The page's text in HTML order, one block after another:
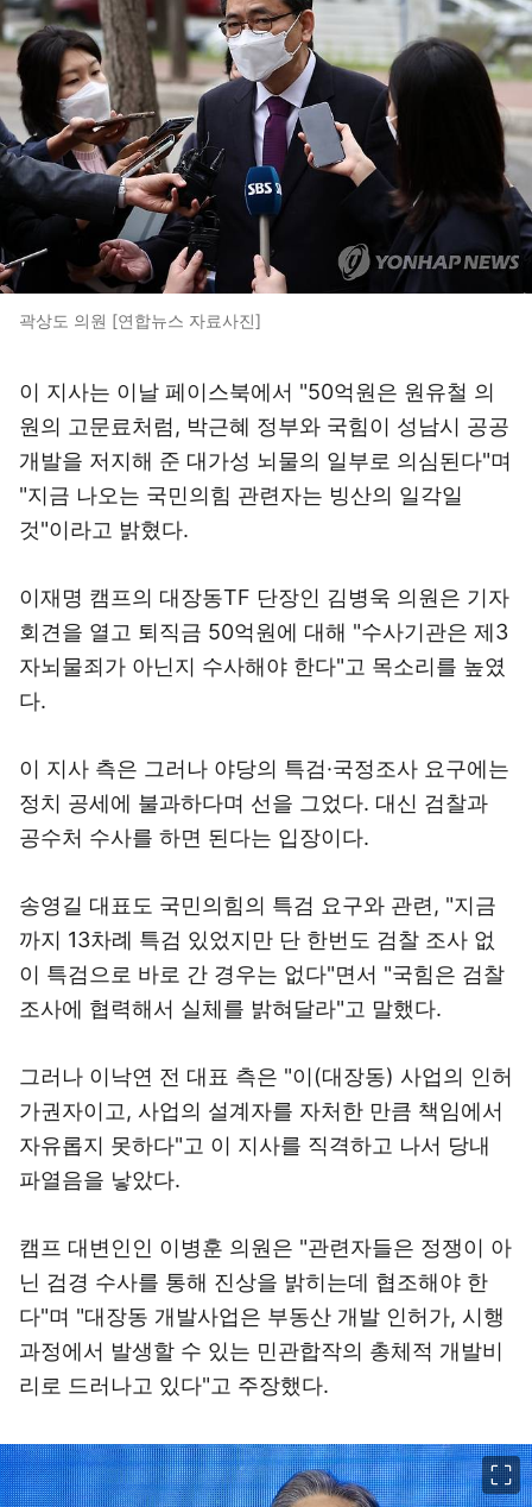
곽상도 의원 [연합뉴스 자료사진]
이 지사는 이날 페이스북에서 "50억원은 원유철 의
원의 고문료처럼, 박근혜 정부와 국힘이 성남시 공공
개발을 저지해 준 대가성 뇌물의 일부로 의심된다"며
"지금 나오는 국민의힘 관련자는 빙산의 일각일
것"이라고 밝혔다.
이재명 캠프의 대장동TF 단장인 김병욱 의원은 기자
회견을 열고 퇴직금 50억원에 대해 "수사기관은 제3
자뇌물죄가 아닌지 수사해야 한다"고 목소리를 높였
다.
이 지사 측은 그러나 야당의 특검·국정조사 요구에는
정치 공세에 불과하다며 선을 그었다. 대신 검찰과
공수처 수사를 하면 된다는 입장이다.
송영길 대표도 국민의힘의 특검 요구와 관련, "지금
까지 13차례 특검 있었지만 단 한번도 검찰 조사 없
이 특검으로 바로 간 경우는 없다"면서 "국힘은 검찰
조사에 협력해서 실체를 밝혀달라"고 말했다.
그러나 이낙연 전 대표 측은 "이(대장동) 사업의 인허
가권자이고, 사업의 설계자를 자처한 만큼 책임에서
자유롭지 못하다"고 이 지사를 직격하고 나서 당내
파열음을 낳았다.
캠프 대변인인 이병훈 의원은 "관련자들은 정쟁이 아
닌 검경 수사를 통해 진상을 밝히는데 협조해야 한
다"며 "대장동 개발사업은 부동산 개발 인허가, 시행
과정에서 발생할 수 있는 민관합작의 총체적 개발비
리로 드러나고 있다"고 주장했다.